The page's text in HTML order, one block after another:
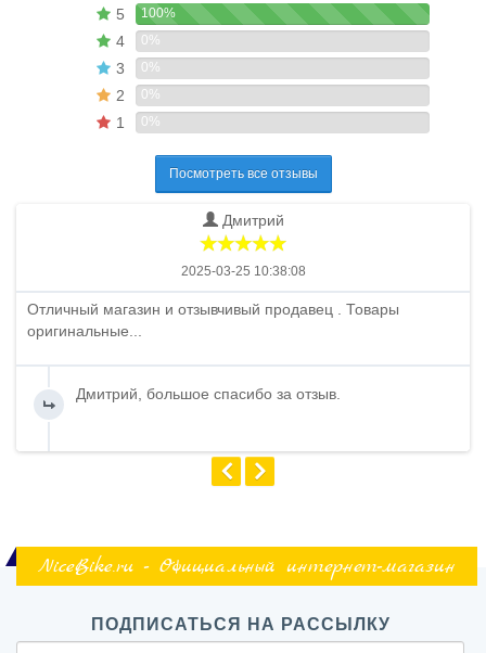
5 100%
4 0%
3 0%
2 0%
1 0%
Посмотреть все отзывы
Дмитрий
2025-03-25 10:38:08
Отличный магазин и отзывчивый продавец . Товары
оригинальные...
Дмитрий, большое спасибо за отзыв.
NiceBike.ru - Официальный интернет-магазин
ПОДПИСАТЬСЯ НА РАССЫЛКУ